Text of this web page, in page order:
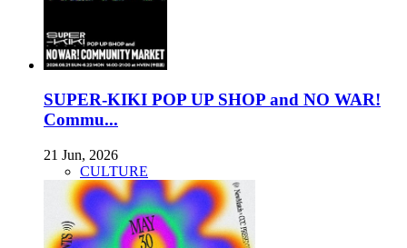
SUPER-KIKI POP UP SHOP and NO WAR!
Commu...
21 Jun, 2026
CULTURE